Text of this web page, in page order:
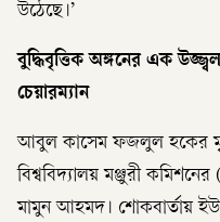
উঠেছে।’
বুদ্ধিবৃত্তিক অঙ্গনের এক
চেয়ারম্যান
আবুল কাসেম ফজলুল হকের
বিশ্ববিদ্যালয় মঞ্জুরী
মামুন আহমদ। শোকবার্তায়